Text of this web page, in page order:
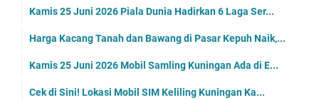
Kamis 25 Juni 2026 Piala Dunia Hadirkan 6 Laga Ser...
Harga Kacang Tanah dan Bawang di Pasar Kepuh Naik,...
Kamis 25 Juni 2026 Mobil Samling Kuningan Ada di E...
Cek di Sini! Lokasi Mobil SIM Keliling Kuningan Ka...